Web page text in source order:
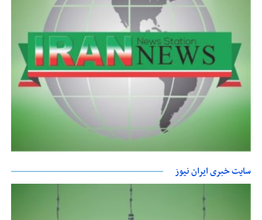
سایت خبری ایران نیوز